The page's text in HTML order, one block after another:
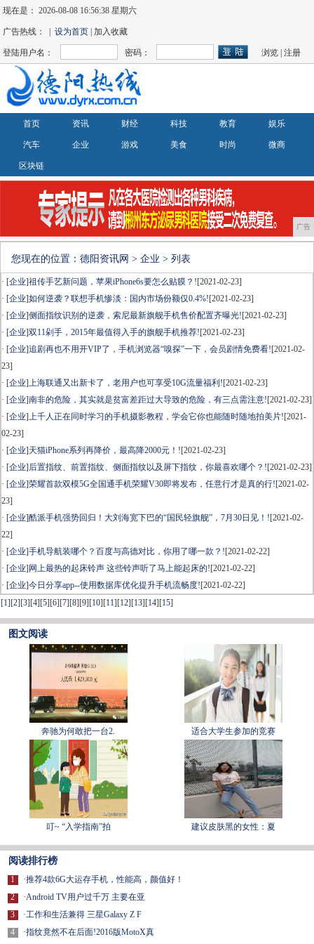
现在是：2026-08-08 16:56:38 星期六
广告热线： |设为首页 | 加入收藏
登陆用户名： 密码： 浏览 |注册
首页 资讯 财经 科技 教育 娱乐
汽车 企业 游戏 美食 时尚 微商
区块链
广告
您现在的位置： 德阳资讯网 > 企业 > 列表
· [企业]祖传手艺新问题，苹果iPhone6s要怎么贴膜？![2021-02-23]
· [企业]如何逆袭？联想手机惨淡：国内市场份额仅0.4%![2021-02-23]
· [企业]侧面指纹识别的逆袭，索尼最新旗舰手机售价配置齐曝光![2021-02-23]
· [企业]双11剁手，2015年最值得入手的旗舰手机推荐![2021-02-23]
· [企业]追剧再也不用开VIP了，手机浏览器“嗅探”一下，会员剧情免费看![2021-02-
23]
· [企业]上海联通又出新卡了，老用户也可享受10G流量福利![2021-02-23]
· [企业]南非的危险，其实就是贫富差距过大导致的危险，有三点需注意![2021-02-23]
· [企业]上千人正在同时学习的手机摄影教程，学会它你也能随时随地拍美片![2021-
02-23]
· [企业]天猫iPhone系列再降价，最高降2000元！![2021-02-23]
· [企业]后置指纹、前置指纹、侧面指纹以及屏下指纹，你最喜欢哪个？![2021-02-23]
· [企业]荣耀首款双模5G全国通手机荣耀V30即将发布，任意行才是真的行![2021-02-
23]
· [企业]酷派手机强势回归！大刘海宽下巴的“国民轻旗舰”，7月30日见！![2021-02-
22]
· [企业]手机导航装哪个？百度与高德对比，你用了哪一款？![2021-02-22]
· [企业] 网上最热的起床铃声 这些铃声听了马上能起床的![2021-02-22]
· [企业]今日分享app--使用数据库优化提升手机流畅度![2021-02-22]
[1][2][3][4][5][6][7][8][9][10][11][12][13][14][15]
图文阅读
奔驰为何敢把一台2. 适合大学生参加的竞赛
叮~ “入学指南”拍 建议皮肤黑的女性：夏
阅读排行榜
1
2
3
4
·推荐4款6G大运存手机，性能高，颜值好！
·Android TV用户过千万 主要在亚
·工作和生活兼得 三星Galaxy Z F
·指纹竟然不在后面!2016版MotoX真